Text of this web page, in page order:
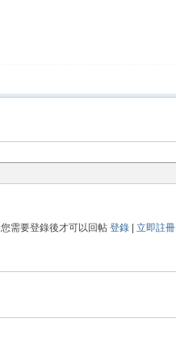
您需要登錄後才可以回帖 登錄| 立即註冊